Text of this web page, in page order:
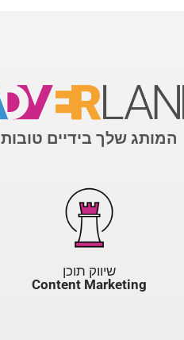
המותג שלך בידיים טובות
שיווק תוכן
Content Marketing